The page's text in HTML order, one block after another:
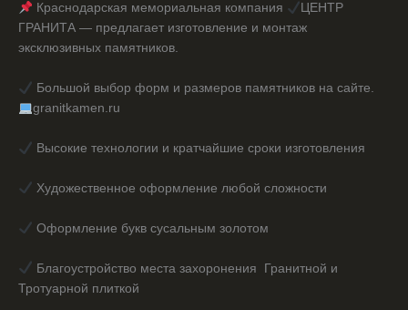
Краснодарская мемориальная компания
ЦЕНТР
ГРАНИТА — предлагает изготовление и монтаж
эксклюзивных памятников.
Большой выбор форм и размеров памятников на сайте.
granitkamen.ru
Высокие технологии и кратчайшие сроки изготовления
Художественное оформление любой сложности
Оформление букв сусальным золотом
Благоустройство места захоронения Гранитной и
Тротуарной плиткой